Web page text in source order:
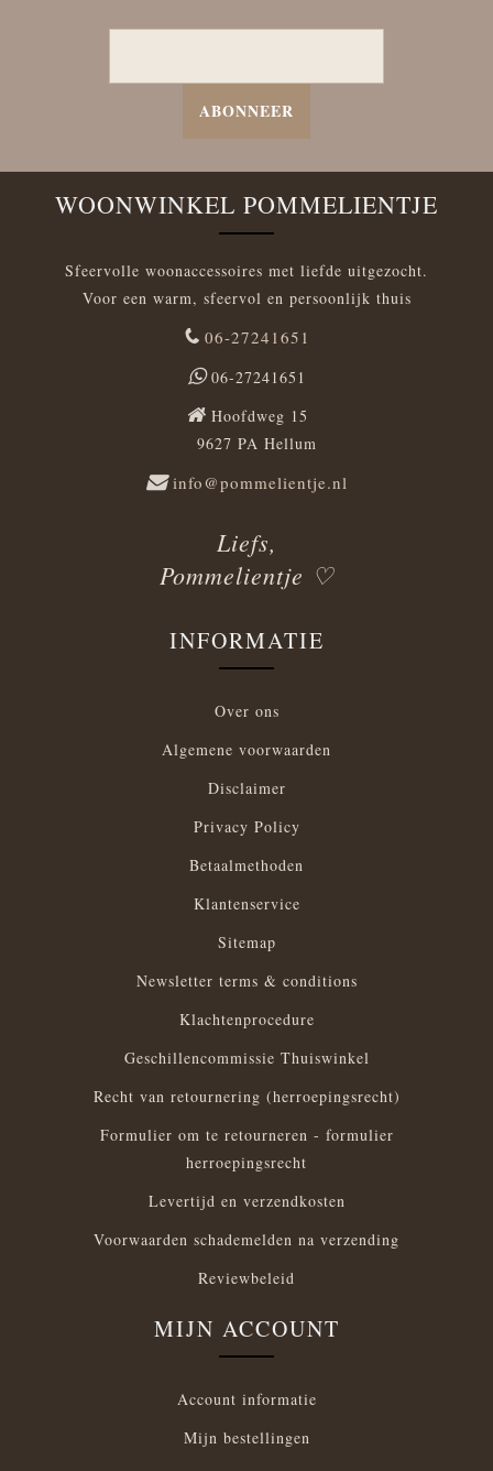
ABONNEER
WOONWINKEL POMMELIENTJE
Sfeervolle woonaccessoires met liefde uitgezocht.
Voor een warm, sfeervol en persoonlijk thuis
06-27241651
06-27241651
Hoofdweg 15
9627 PA Hellum
info@pommelientje.nl
Liefs,
Pommelientje ♡
INFORMATIE
Over ons
Algemene voorwaarden
Disclaimer
Privacy Policy
Betaalmethoden
Klantenservice
Sitemap
Newsletter terms & conditions
Klachtenprocedure
Geschillencommissie Thuiswinkel
Recht van retournering (herroepingsrecht)
Formulier om te retourneren - formulier
herroepingsrecht
Levertijd en verzendkosten
Voorwaarden schademelden na verzending
Reviewbeleid
MIJN ACCOUNT
Account informatie
Mijn bestellingen